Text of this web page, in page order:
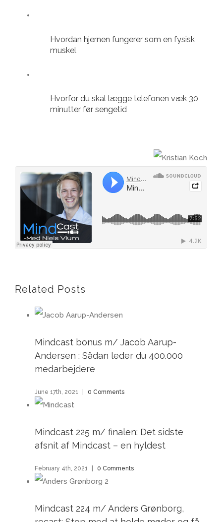
Hvordan hjernen fungerer som en fysisk
muskel
Hvorfor du skal lægge telefonen væk 30
minutter før sengetid
Related Posts
Mindcast bonus m/ Jacob Aarup-
Andersen : Sådan leder du 400.000
medarbejdere
June 17th, 2021 0 Comments
Mindcast 225 m/ finalen: Det sidste
afsnit af Mindcast – en hyldest
February 4th, 2021 0 Comments
Mindcast 224 m/ Anders Grønborg,